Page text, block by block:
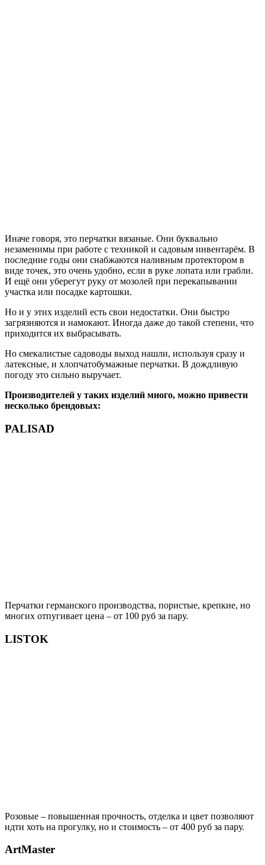
Иначе говоря, это перчатки вязаные. Они буквально
незаменимы при работе с техникой и садовым инвентарём. В
последние годы они снабжаются наливным протектором в
виде точек, это очень удобно, если в руке лопата или грабли.
И ещё они уберегут руку от мозолей при перекапывании
участка или посадке картошки.
Но и у этих изделий есть свои недостатки. Они быстро
загрязняются и намокают. Иногда даже до такой степени, что
приходится их выбрасывать.
Но смекалистые садоводы выход нашли, используя сразу и
латексные, и хлопчатобумажные перчатки. В дождливую
погоду это сильно выручает.
Производителей у таких изделий много, можно привести
несколько брендовых:
PALISAD
Перчатки германского производства, пористые, крепкие, но
многих отпугивает цена – от 100 руб за пару.
LISTOK
Розовые – повышенная прочность, отделка и цвет позволяют
идти хоть на прогулку, но и стоимость – от 400 руб за пару.
АrtMaster